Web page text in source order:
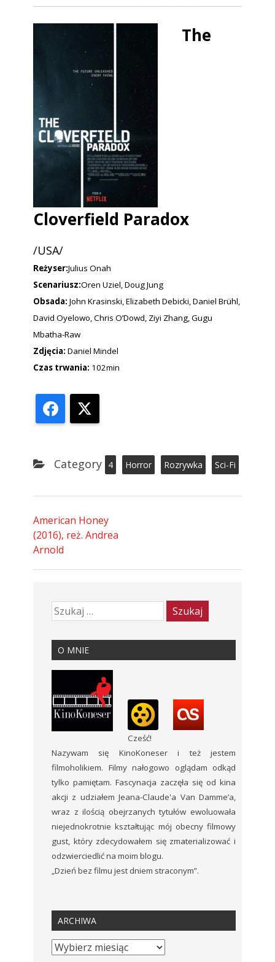
The
Cloverfield Paradox
/USA/
Reżyser:Julius Onah
Scenariusz:Oren Uziel, Doug Jung
Obsada: John Krasinski, Elizabeth Debicki, Daniel Brühl,
David Oyelowo, Chris O’Dowd, Ziyi Zhang, Gugu
Mbatha-Raw
Zdjęcia: Daniel Mindel
Czas trwania: 102min
Facebook
Category 4 Horror Rozrywka Sci-Fi
American Honey
(2016), reż. Andrea
Arnold
O MNIE
Cześć!
Nazywam się KinoKoneser i też jestem
filmoholikiem. Filmy nałogowo oglądam odkąd
tylko pamiętam. Fascynacja zaczęła się od kina
akcji z udziałem Jeana-Claude'a Van Damme’a,
wraz z ilością obejrzanych tytułów ewoluowała
niejednokrotnie kształtując mój obecny filmowy
gust, który zdecydowałem się zmaterializować i
odzwierciedlić na moim blogu.
„Dzień bez filmu jest dniem straconym”.
ARCHIWA